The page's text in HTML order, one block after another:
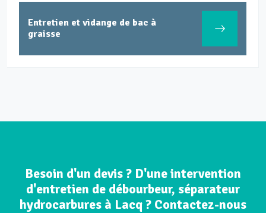
Entretien et vidange de bac à
graisse
Besoin d'un devis ? D'une intervention
d'entretien de débourbeur, séparateur
hydrocarbures à Lacq ? Contactez-nous